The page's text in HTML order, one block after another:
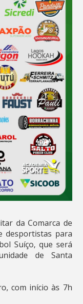
da Comarca de
desportistas para
Suíço, que será
de Santa
com início às 7h